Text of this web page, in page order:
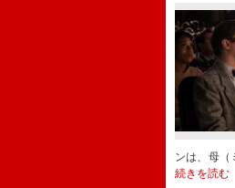
ンは、母（
続きを読む